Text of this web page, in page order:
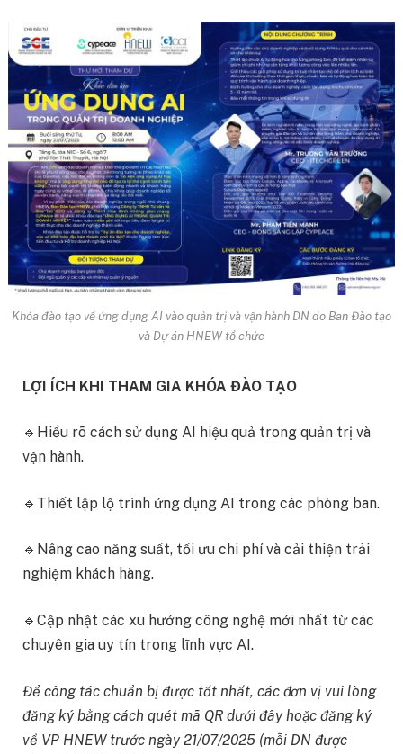
Khóa đào tạo về ứng dụng AI vào quản trị và vận hành DN do Ban Đào tạo
và Dự án HNEW tổ chức
LỢI ÍCH KHI THAM GIA KHÓA ĐÀO TẠO
🔹Hiểu rõ cách sử dụng AI hiệu quả trong quản trị và
vận hành.
🔹Thiết lập lộ trình ứng dụng AI trong các phòng ban.
🔹Nâng cao năng suất, tối ưu chi phí và cải thiện trải
nghiệm khách hàng.
🔹Cập nhật các xu hướng công nghệ mới nhất từ các
chuyên gia uy tín trong lĩnh vực AI.
Để công tác chuẩn bị được tốt nhất, các đơn vị vui lòng
đăng ký bằng cách quét mã QR dưới đây hoặc đăng ký
về VP HNEW trước ngày 21/07/2025 (mỗi DN được